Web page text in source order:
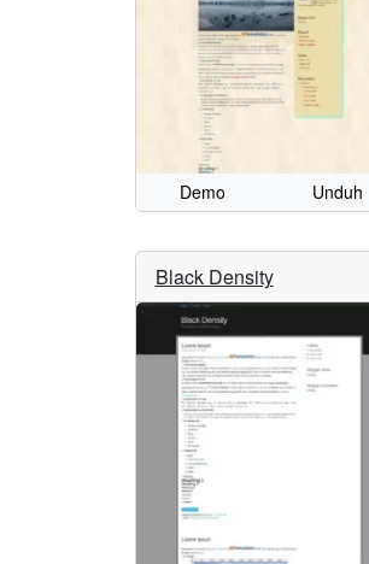
Demo Unduh
Black Density